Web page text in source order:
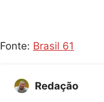
Fonte: Brasil 61
Redação